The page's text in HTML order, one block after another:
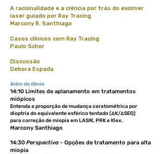
A racionalidade e a ciência por trás do excimer
laser guiado por Ray Tracing
Marcony R. Santhiago
Casos clínicos com Ray Tracing
Paulo Schor
Discussão
Debora Espada
Além do óbvio
14:10 Limites de aplanamento em tratamentos
miópicos
Entenda a proporção de mudança ceratométrica por
dioptria do equivalente esférico tentado (∆K/∆SEQ)
para correção de miopia em LASIK, PRK e Klex.
Marcony Santhiago
14:30 Perspectiva - Opções de tratamento para alta
miopia